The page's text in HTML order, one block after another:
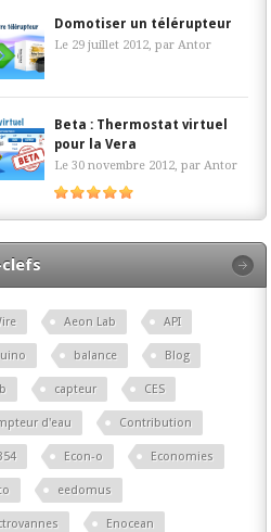
Domotiser un télérupteur
Le 29 juillet 2012, par Antor
Beta : Thermostat virtuel
pour la Vera
Le 30 novembre 2012, par Antor
Aeon Lab API
balance Blog
capteur CES
d'eau Contribution
Econ-o Economies
eedomus
Enocean